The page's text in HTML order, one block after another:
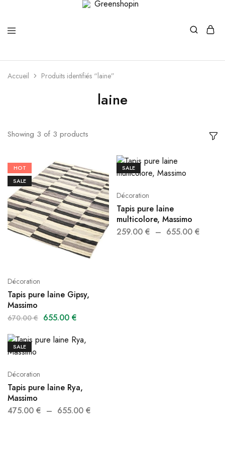
Greenshopin
Boutique
verte
Accueil Produits identifiés “laine”
laine
Showing 3 of 3 products
HOT
SALE
Décoration
Tapis pure laine Gipsy,
Massimo
670.00€ 655.00 €
SALE
Décoration
Tapis pure laine
multicolore, Massimo
259.00 € – 655.00 €
SALE
Décoration
Tapis pure laine Rya,
Massimo
475.00 € – 655.00 €